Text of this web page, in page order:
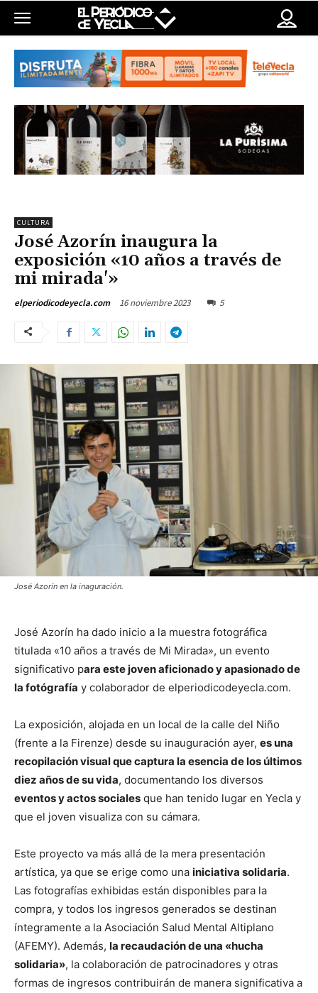
CULTURA
José Azorín inaugura la
exposición «10 años a través de
mi mirada'»
elperiodicodeyecla.com 16 noviembre 2023 5
José Azorín en la inaguración.
José Azorín ha dado inicio a la muestra fotográfica
titulada «10 años a través de Mi Mirada», un evento
significativo para este joven aficionado y apasionado de
la fotógrafía y colaborador de elperiodicodeyecla.com.
La exposición, alojada en un local de la calle del Niño
(frente a la Firenze) desde su inauguración ayer, es una
recopilación visual que captura la esencia de los últimos
diez años de su vida, documentando los diversos
eventos y actos sociales que han tenido lugar en Yecla y
que el joven visualiza con su cámara.
Este proyecto va más allá de la mera presentación
artística, ya que se erige como una iniciativa solidaria.
Las fotografías exhibidas están disponibles para la
compra, y todos los ingresos generados se destinan
íntegramente a la Asociación Salud Mental Altiplano
(AFEMY). Además, la recaudación de una «hucha
solidaria», la colaboración de patrocinadores y otras
formas de ingresos contribuirán de manera significativa a